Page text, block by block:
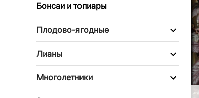
Бонсаи и топиары
Плодово-ягодные
Лианы
Многолетники